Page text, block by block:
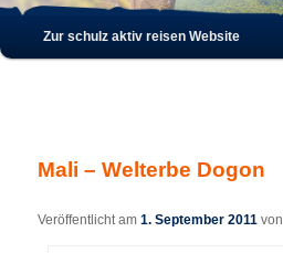
Hauptmenü
Zum
Zum
Zur schulz aktiv reisen Website
Mali – Welterbe Dogon
Veröffentlicht am1. September 2011 von